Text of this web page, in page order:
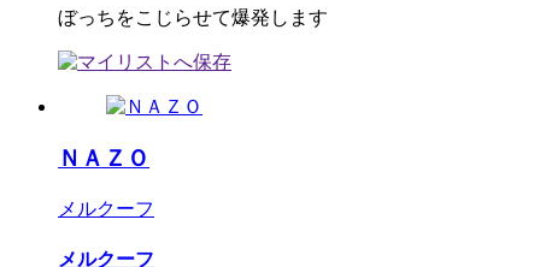
ぼっちをこじらせて爆発します
ＮＡＺＯ
メルクーフ
メルクーフ